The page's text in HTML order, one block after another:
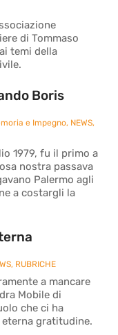
di Tommaso
temi della
Boris
e Impegno, NEWS,
1979, fu il primo a
nostra passava
Palermo agli
a costargli la
, RUBRICHE
a mancare
Mobile di
che ci ha
gratitudine.